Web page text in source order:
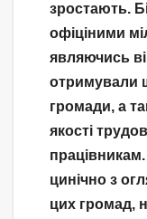
зростають.
офіціними
являючись
отримували
громади, а
якості
цинічно з
цих громад,